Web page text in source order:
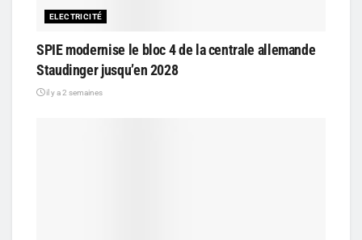
ELECTRICITÉ
SPIE modernise le bloc 4 de la centrale allemande
Staudinger jusqu’en 2028
il y a 2 semaines